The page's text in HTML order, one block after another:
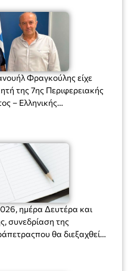
Φραγκούλης είχε
της 7ης Περιφερειακής
– Ελληνικής
Λ.Σ. κ. Ιωάννη
ημέρα Δευτέρα και
συνεδρίαση της
θα διεξαχθεί
31 στην αίθουσα